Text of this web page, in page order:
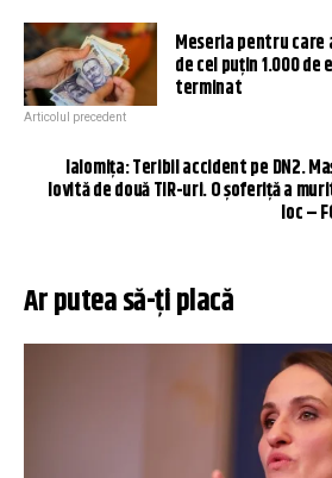
Meseria pentru
de cel puţin 1.000
terminat
Articolul precedent
Ialomița: Teribil accident pe DN2.
lovită de două TIR-uri. O şoferiţă a
loc –
Ar putea să-ți placă